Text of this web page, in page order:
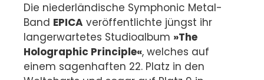
Die niederländische Symphonic Metal-
Band EPICA veröffentlichte jüngst ihr
langerwartetes Studioalbum »The
Holographic Principle«, welches auf
einem sagenhaften 22. Platz in den